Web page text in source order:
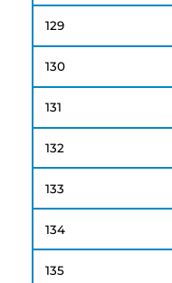
129
130
131
132
133
134
135